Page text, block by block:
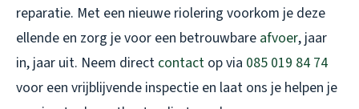
reparatie. Met een nieuwe riolering voorkom je deze
ellende en zorg je voor een betrouwbare afvoer, jaar
in, jaar uit. Neem direct contact op via 085 019 84 74
voor een vrijblijvende inspectie en laat ons je helpen je